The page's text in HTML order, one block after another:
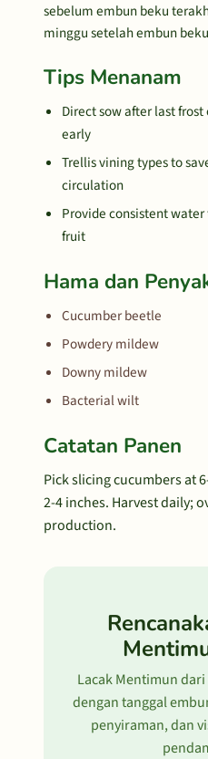
sebelum embun beku
minggu setelah embun
Tips Menanam
Direct sow after last
early
Trellis vining types to
circulation
Provide consistent
fruit
Hama dan
Cucumber beetle
Powdery mildew
Downy mildew
Bacterial wilt
Catatan Panen
Pick slicing cucumbers at
2-4 inches. Harvest daily;
production.
Lacak Mentimun
dengan tanggal
penyiraman, dan